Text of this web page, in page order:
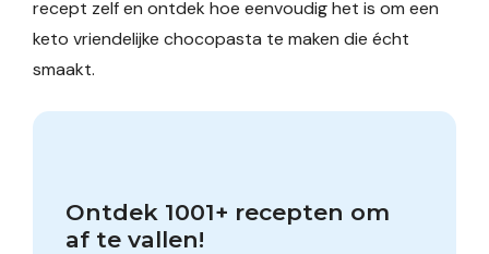
recept zelf en ontdek hoe eenvoudig het is om een
keto vriendelijke chocopasta te maken die écht
smaakt.
Ontdek 1001+ recepten om
af te vallen!